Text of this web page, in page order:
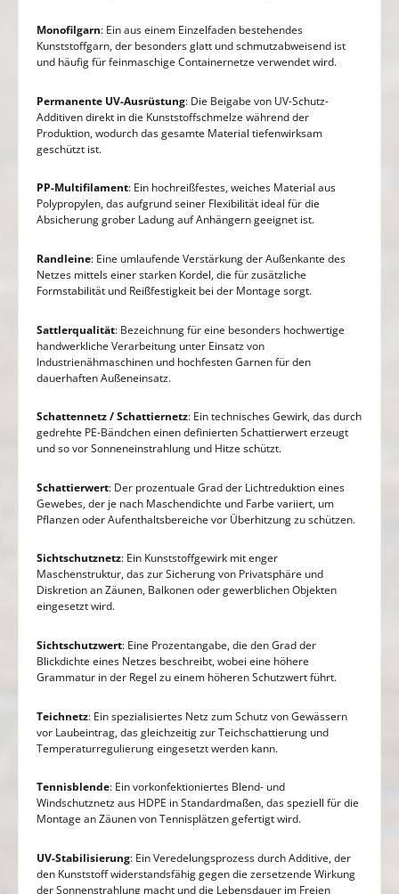
Monofilgarn: Ein aus einem Einzelfaden bestehendes
Kunststoffgarn, der besonders glatt und schmutzabweisend ist
und häufig für feinmaschige Containernetze verwendet wird.
Permanente UV-Ausrüstung: Die Beigabe von UV-Schutz-
Additiven direkt in die Kunststoffschmelze während der
Produktion, wodurch das gesamte Material tiefenwirksam
geschützt ist.
PP-Multifilament: Ein hochreißfestes, weiches Material aus
Polypropylen, das aufgrund seiner Flexibilität ideal für die
Absicherung grober Ladung auf Anhängern geeignet ist.
Randleine: Eine umlaufende Verstärkung der Außenkante des
Netzes mittels einer starken Kordel, die für zusätzliche
Formstabilität und Reißfestigkeit bei der Montage sorgt.
Sattlerqualität: Bezeichnung für eine besonders hochwertige
handwerkliche Verarbeitung unter Einsatz von
Industrienähmaschinen und hochfesten Garnen für den
dauerhaften Außeneinsatz.
Schattennetz / Schattiernetz: Ein technisches Gewirk, das durch
gedrehte PE-Bändchen einen definierten Schattierwert erzeugt
und so vor Sonneneinstrahlung und Hitze schützt.
Schattierwert: Der prozentuale Grad der Lichtreduktion eines
Gewebes, der je nach Maschendichte und Farbe variiert, um
Pflanzen oder Aufenthaltsbereiche vor Überhitzung zu schützen.
Sichtschutznetz: Ein Kunststoffgewirk mit enger
Maschenstruktur, das zur Sicherung von Privatsphäre und
Diskretion an Zäunen, Balkonen oder gewerblichen Objekten
eingesetzt wird.
Sichtschutzwert: Eine Prozentangabe, die den Grad der
Blickdichte eines Netzes beschreibt, wobei eine höhere
Grammatur in der Regel zu einem höheren Schutzwert führt.
Teichnetz: Ein spezialisiertes Netz zum Schutz von Gewässern
vor Laubeintrag, das gleichzeitig zur Teichschattierung und
Temperaturregulierung eingesetzt werden kann.
Tennisblende: Ein vorkonfektioniertes Blend- und
Windschutznetz aus HDPE in Standardmaßen, das speziell für die
Montage an Zäunen von Tennisplätzen gefertigt wird.
UV-Stabilisierung: Ein Veredelungsprozess durch Additive, der
den Kunststoff widerstandsfähig gegen die zersetzende Wirkung
der Sonnenstrahlung macht und die Lebensdauer im Freien